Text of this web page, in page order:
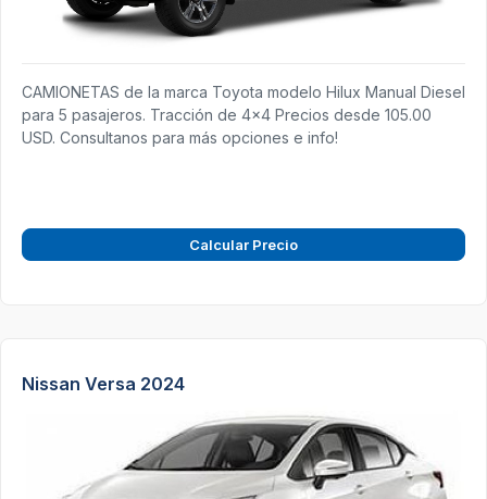
CAMIONETAS de la marca Toyota modelo Hilux Manual Diesel
para 5 pasajeros. Tracción de 4x4 Precios desde 105.00
USD. Consultanos para más opciones e info!
Calcular Precio
Nissan Versa 2024